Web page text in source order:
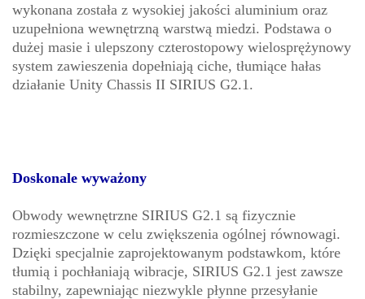
wykonana została z wysokiej jakości aluminium oraz
uzupełniona wewnętrzną warstwą miedzi. Podstawa o
dużej masie i ulepszony czterostopowy wielosprężynowy
system zawieszenia dopełniają ciche, tłumiące hałas
działanie Unity Chassis II SIRIUS G2.1.
Doskonale wyważony
Obwody wewnętrzne SIRIUS G2.1 są fizycznie
rozmieszczone w celu zwiększenia ogólnej równowagi.
Dzięki specjalnie zaprojektowanym podstawkom, które
tłumią i pochłaniają wibracje, SIRIUS G2.1 jest zawsze
stabilny, zapewniając niezwykle płynne przesyłanie